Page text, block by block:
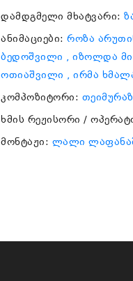
დამდგმელი მხატვარი:
ანიმაციები: როზა
ბედოშვილი
, იზოლდა
ოთიაშვილი
, ირმა
კომპოზიტორი:
ხმის რეჟისორი /
მონტაჟი: ლალი